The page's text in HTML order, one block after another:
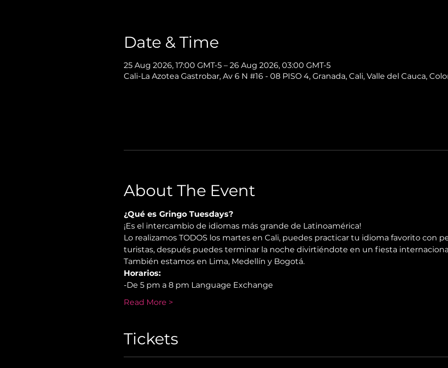
Date & Time
25 Aug 2026, 17:00 GMT-5 – 26 Aug 2026, 03:00 GMT-5
Cali-La Azotea Gastrobar, Av 6 N #16 - 08 PISO 4, Granada, Cali, Valle del Cauca,
About The Event
¿Qué es Gringo Tuesdays?
¡Es el intercambio de idiomas más grande de Latinoamérica!
Lo realizamos TODOS los martes en Cali, puedes practicar tu idioma favorito con
turistas, después puedes terminar la noche divirtiéndote en un fiesta
También estamos en Lima, Medellín y Bogotá.
Horarios:
-De 5 pm a 8 pm Language Exchange
Read More >
Tickets